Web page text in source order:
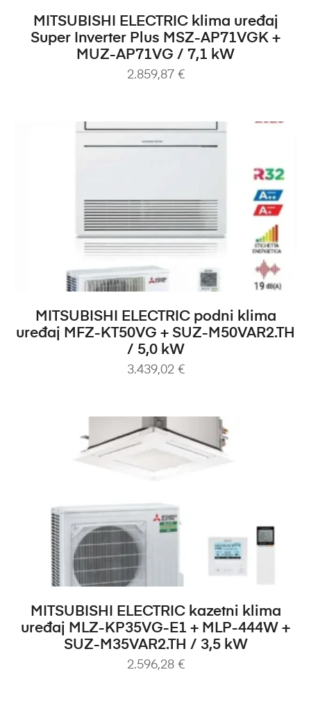
DODAJ U KOŠARICU
MITSUBISHI ELECTRIC klima uređaj
Super Inverter Plus MSZ-AP71VGK +
MUZ-AP71VG / 7,1 kW
2.859,87 €
DODAJ U KOŠARICU
MITSUBISHI ELECTRIC podni klima
uređaj MFZ-KT50VG + SUZ-M50VAR2.TH
/ 5,0 kW
3.439,02 €
DODAJ U KOŠARICU
MITSUBISHI ELECTRIC kazetni klima
uređaj MLZ-KP35VG-E1 + MLP-444W +
SUZ-M35VAR2.TH / 3,5 kW
2.596,28 €